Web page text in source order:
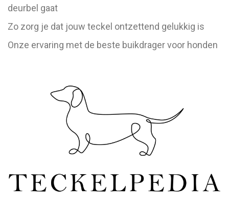
deurbel gaat
Zo zorg je dat jouw teckel ontzettend gelukkig is
Onze ervaring met de beste buikdrager voor honden